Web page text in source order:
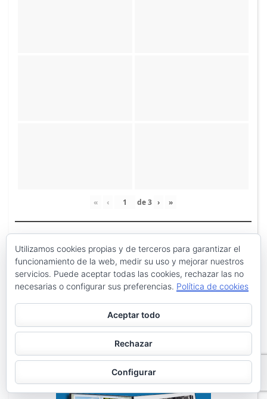
« ‹ de3 › »
Utilizamos cookies propias y de terceros para garantizar el
funcionamiento de la web, medir su uso y mejorar nuestros
servicios. Puede aceptar todas las cookies, rechazar las no
necesarias o configurar sus preferencias. Política de cookies
Aceptar todo
Rechazar
Configurar